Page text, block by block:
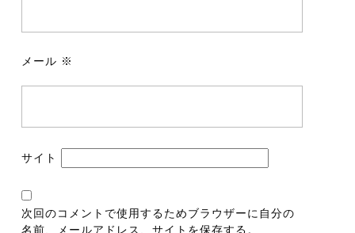
メール ※
サイト
次回のコメントで使用するためブラウザーに自分の
名前、メールアドレス、サイトを保存する。